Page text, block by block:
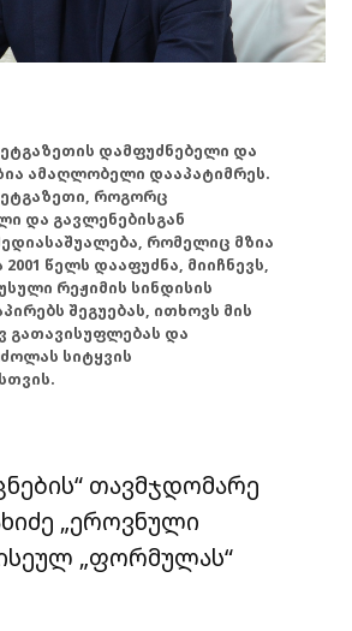
დამფუძნებელი და
ამაღლობელი დააპატიმრეს.
როგორც
და გავლენებისგან
რომელიც მზია
წელს დააფუძნა, მიიჩნევს,
რეჟიმის სინდისის
შეგუებას, ითხოვს მის
გათავისუფლებას და
სიტყვის
თავმჯდომარე
„ეროვნული
„ფორმულას“